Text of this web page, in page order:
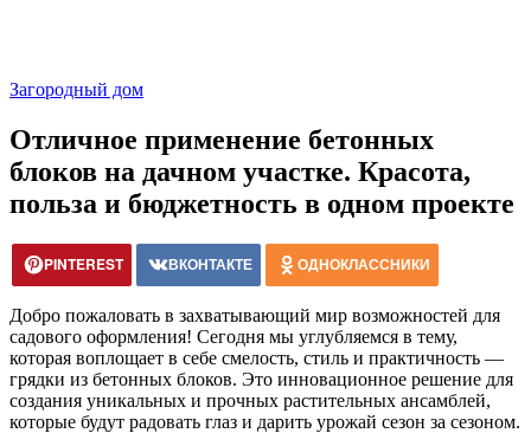
Загородный дом
Отличное применение бетонных
блоков на дачном участке. Красота,
польза и бюджетность в одном проекте
PINTEREST ВКОНТАКТЕ ОДНОКЛАССНИКИ
Добро пожаловать в захватывающий мир возможностей для
садового оформления! Сегодня мы углубляемся в тему,
которая воплощает в себе смелость, стиль и практичность —
грядки из бетонных блоков. Это инновационное решение для
создания уникальных и прочных растительных ансамблей,
которые будут радовать глаз и дарить урожай сезон за сезоном.